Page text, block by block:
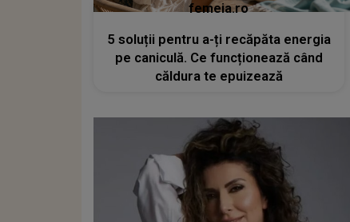
femeia.ro
5 soluții pentru a-ți recăpăta energia
pe caniculă. Ce funcționează când
căldura te epuizează